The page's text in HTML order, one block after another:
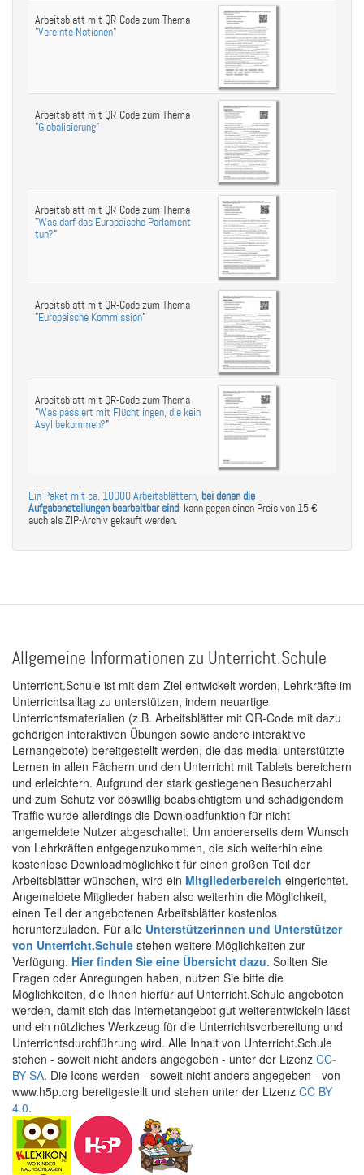
Arbeitsblatt mit QR-Code zum Thema
"Vereinte Nationen"
Arbeitsblatt mit QR-Code zum Thema
"Globalisierung"
Arbeitsblatt mit QR-Code zum Thema
"Was darf das Europäische Parlament
tun?"
Arbeitsblatt mit QR-Code zum Thema
"Europäische Kommission"
Arbeitsblatt mit QR-Code zum Thema
"Was passiert mit Flüchtlingen, die kein
Asyl bekommen?"
Ein Paket mit ca. 10000 Arbeitsblättern, bei denen die
Aufgabenstellungen bearbeitbar sind, kann gegen einen Preis von 15 €
auch als ZIP-Archiv gekauft werden.
Allgemeine Informationen zu Unterricht.Schule
Unterricht.Schule ist mit dem Ziel entwickelt worden, Lehrkräfte im
Unterrichtsalltag zu unterstützen, indem neuartige
Unterrichtsmaterialien (z.B. Arbeitsblätter mit QR-Code mit dazu
gehörigen interaktiven Übungen sowie andere interaktive
Lernangebote) bereitgestellt werden, die das medial unterstützte
Lernen in allen Fächern und den Unterricht mit Tablets bereichern
und erleichtern. Aufgrund der stark gestiegenen Besucherzahl
und zum Schutz vor böswillig beabsichtigtem und schädigendem
Traffic wurde allerdings die Downloadfunktion für nicht
angemeldete Nutzer abgeschaltet. Um andererseits dem Wunsch
von Lehrkräften entgegenzukommen, die sich weiterhin eine
kostenlose Downloadmöglichkeit für einen großen Teil der
Arbeitsblätter wünschen, wird ein Mitgliederbereich eingerichtet.
Angemeldete Mitglieder haben also weiterhin die Möglichkeit,
einen Teil der angebotenen Arbeitsblätter kostenlos
herunterzuladen. Für alle Unterstützerinnen und Unterstützer
von Unterricht.Schule stehen weitere Möglichkeiten zur
Verfügung. Hier finden Sie eine Übersicht dazu. Sollten Sie
Fragen oder Anregungen haben, nutzen Sie bitte die
Möglichkeiten, die Ihnen hierfür auf Unterricht.Schule angeboten
werden, damit sich das Internetangebot gut weiterentwickeln lässt
und ein nützliches Werkzeug für die Unterrichtsvorbereitung und
Unterrichtsdurchführung wird. Alle Inhalt von Unterricht.Schule
stehen - soweit nicht anders angegeben - unter der Lizenz CC-
BY-SA. Die Icons werden - soweit nicht anders angegeben - von
www.h5p.org bereitgestellt und stehen unter der Lizenz CC BY
4.0.